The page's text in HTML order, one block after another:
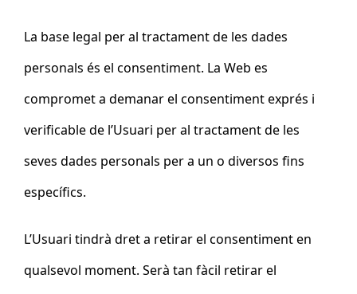
La base legal per al tractament de les dades
personals és el consentiment. La Web es
compromet a demanar el consentiment exprés i
verificable de l’Usuari per al tractament de les
seves dades personals per a un o diversos fins
específics.
L’Usuari tindrà dret a retirar el consentiment en
qualsevol moment. Serà tan fàcil retirar el